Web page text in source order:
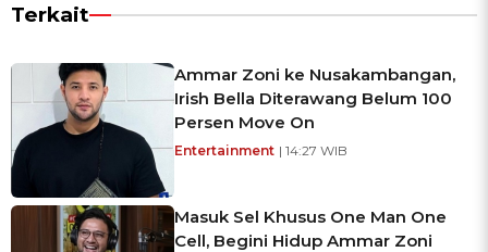
Terkait
Ammar Zoni ke Nusakambangan,
Irish Bella Diterawang Belum 100
Persen Move On
Entertainment | 14:27 WIB
Masuk Sel Khusus One Man One
Cell, Begini Hidup Ammar Zoni